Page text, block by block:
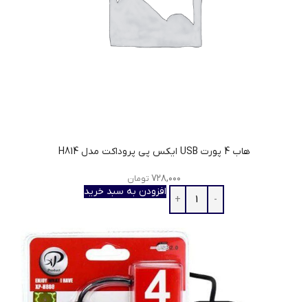
هاب 4 پورت USB ایکس پی پروداکت مدل H814
۷۲۸,۰۰۰ تومان
افزودن به سبد خرید